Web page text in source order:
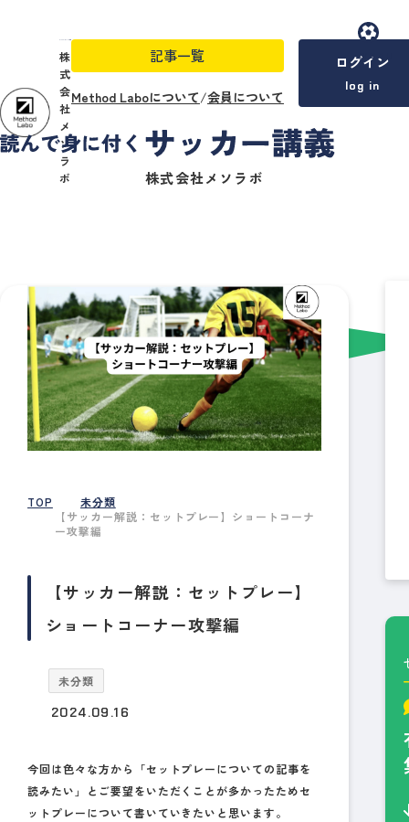
株
式
会
社
メ
ソ
ラ
ボ
記事一覧
Method Laboについて/会員について
ログイン
log in
株式会社メソラボ
menu
TOP
未分類
【サッカー解説：セットプレー】ショートコーナ
ー攻撃編
【サッカー解説：セットプレー】
ショートコーナー攻撃編
未分類
2024.09.16
今回は色々な方から「セットプレーについての記事を
読みたい」とご要望をいただくことが多かったためセ
ットプレーについて書いていきたいと思います。